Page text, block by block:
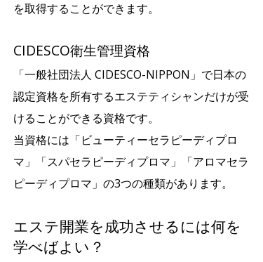
を取得することができます。
CIDESCO衛生管理資格
「一般社団法人 CIDESCO-NIPPON」で日本の
認定資格を所有するエステティシャンだけが受
けることができる資格です。
当資格には「ビューティーセラピーディプロ
マ」「スパセラピーディプロマ」「アロマセラ
ピーディプロマ」の3つの種類があります。
エステ開業を成功させるには何を
学べばよい？